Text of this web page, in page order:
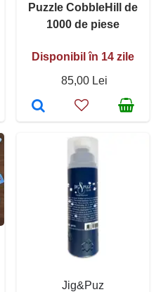
Puzzle CobbleHill de
1000 de piese
Disponibil în 14 zile
85,00 Lei
Jig&Puz